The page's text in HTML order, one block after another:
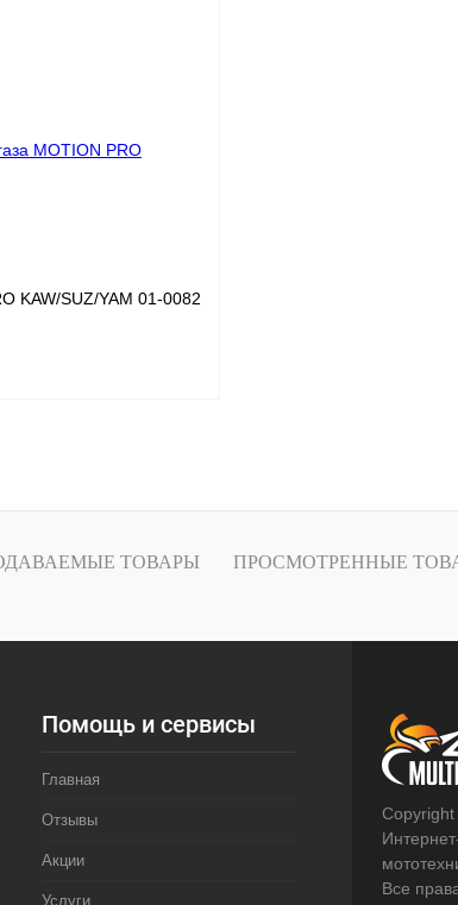
наличии
KAW/SUZ/YAM 01-0082
К сравнению
ТОВАРЫ ПРОСМОТРЕННЫЕ
Помощь и сервисы
Главная
Отзывы
Акции
Услуги
Все